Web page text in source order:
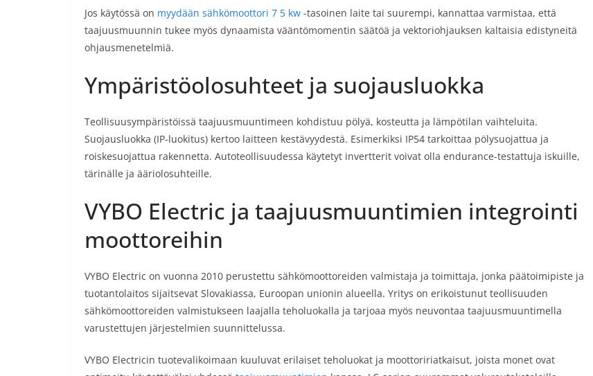
Jos käytössä on myydään sähkömoottori 7 5 kw -tasoinen laite tai suurempi, kannattaa varmistaa, että
taajuusmuunnin tukee myös dynaamista vääntömomentin säätöä ja vektoriohjauksen kaltaisia edistyneitä
ohjausmenetelmiä.
Ympäristöolosuhteet ja suojausluokka
Teollisuusympäristöissä taajuusmuuntimeen kohdistuu pölyä, kosteutta ja lämpötilan vaihteluita.
Suojausluokka (IP-luokitus) kertoo laitteen kestävyydestä. Esimerkiksi IP54 tarkoittaa pölysuojattua ja
roiskesuojattua rakennetta. Autoteollisuudessa käytetyt invertterit voivat olla endurance-testattuja iskuille,
tärinälle ja ääriolosuhteille.
VYBO Electric ja taajuusmuuntimien integrointi
moottoreihin
VYBO Electric on vuonna 2010 perustettu sähkömoottoreiden valmistaja ja toimittaja, jonka päätoimipiste ja
tuotantolaitos sijaitsevat Slovakiassa, Euroopan unionin alueella. Yritys on erikoistunut teollisuuden
sähkömoottoreiden valmistukseen laajalla teholuokalla ja tarjoaa myös neuvontaa taajuusmuuntimella
varustettujen järjestelmien suunnittelussa.
VYBO Electricin tuotevalikoimaan kuuluvat erilaiset teholuokat ja moottoririatkaisut, joista monet ovat